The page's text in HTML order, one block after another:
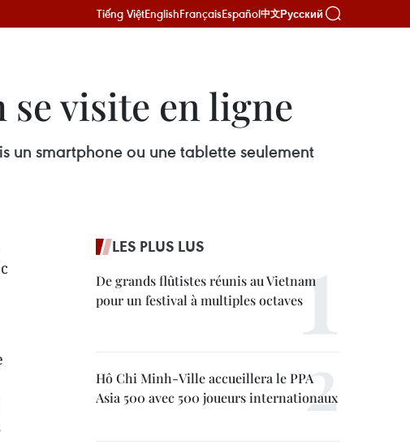
Tiếng ViệtEnglishFrançaisEspañol中文Русский
se visite en ligne
un smartphone ou une tablette seulement
LES PLUS LUS
De grands flûtistes réunis au Vietnam
pour un festival à multiples octaves
Hô Chi Minh-Ville accueillera le PPA
Asia 500 avec 500 joueurs internationaux